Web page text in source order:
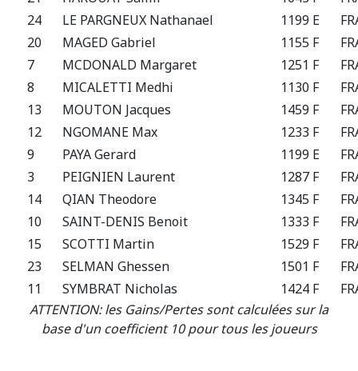
24
LE PARGNEUX Nathanael 1199 E
20
MAGED Gabriel 1155 F
7
MCDONALD Margaret 1251 F
8
MICALETTI Medhi 1130 F
13
MOUTON Jacques 1459 F
12
NGOMANE Max 1233 F
9
PAYA Gerard 1199 E
3
PEIGNIEN Laurent 1287 F
14
QIAN Theodore 1345 F
10
SAINT-DENIS Benoit 1333 F
15
SCOTTI Martin 1529 F
23
SELMAN Ghessen 1501 F
11
SYMBRAT Nicholas 1424 F
ATTENTION: les Gains/Pertes sont calculées sur la
base d'un coefficient 10 pour tous les joueurs